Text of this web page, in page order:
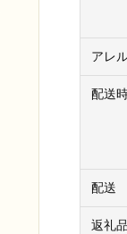
アレ
配送
配送
返礼